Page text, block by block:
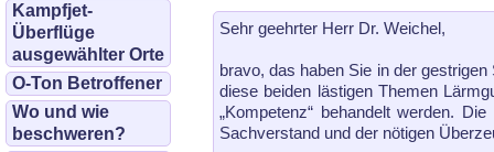
Kampfjet-
Überflüge
ausgewählter Orte
O-Ton Betroffener
Wo und wie
beschweren?
Sehr geehrter Herr Dr. Weichel,
bravo, das haben Sie in der
diese beiden lästigen Themen
„Kompetenz“ behandelt werden.
Sachverstand und der nötigen